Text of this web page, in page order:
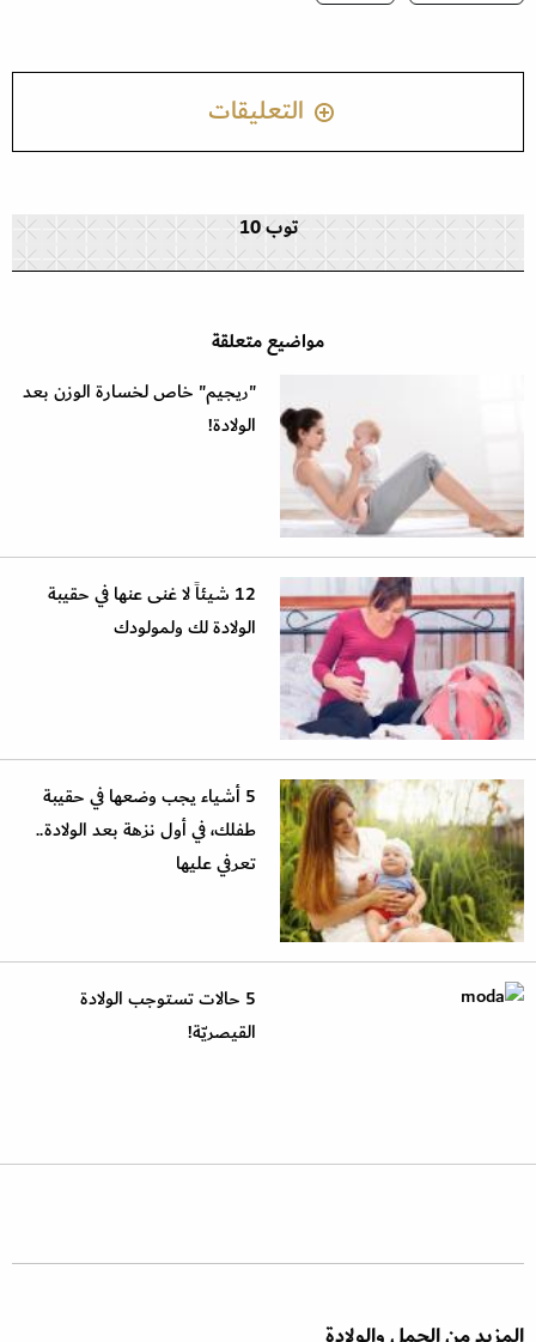
التعليقات
توب 10
مواضيع متعلقة
"ريجيم" خاص لخسارة الوزن بعد
الولادة!
12 شيئاً لا غنى عنها في حقيبة
الولادة لك ولمولودك
5 أشياء يجب وضعها في حقيبة
طفلك، في أول نزهة بعد الولادة..
تعرفي عليها
5 حالات تستوجب الولادة
القيصريّة!